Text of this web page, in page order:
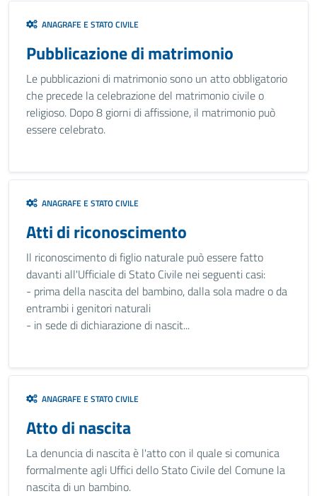
ANAGRAFE E STATO CIVILE
Pubblicazione di matrimonio
Le pubblicazioni di matrimonio sono un atto obbligatorio
che precede la celebrazione del matrimonio civile o
religioso. Dopo 8 giorni di affissione, il matrimonio può
essere celebrato.
ANAGRAFE E STATO CIVILE
Atti di riconoscimento
Il riconoscimento di figlio naturale può essere fatto
davanti all'Ufficiale di Stato Civile nei seguenti casi:
- prima della nascita del bambino, dalla sola madre o da
entrambi i genitori naturali
- in sede di dichiarazione di nascit...
ANAGRAFE E STATO CIVILE
Atto di nascita
La denuncia di nascita è l'atto con il quale si comunica
formalmente agli Uffici dello Stato Civile del Comune la
nascita di un bambino.